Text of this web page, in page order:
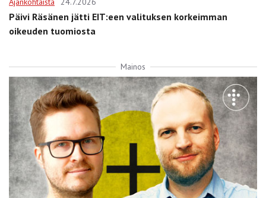
Päivi Räsänen jätti EIT:een valituksen korkeimman
oikeuden tuomiosta
Mainos